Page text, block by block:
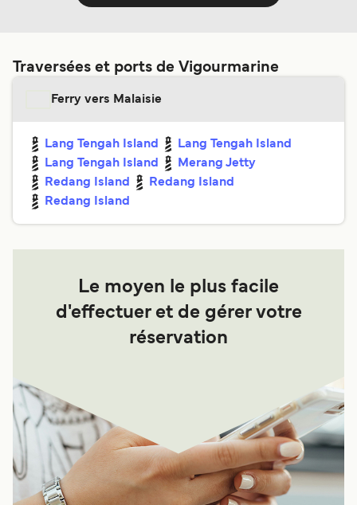
Traversées et ports de Vigourmarine
Ferry vers Malaisie
Lang Tengah Island
Lang Tengah Island
Lang Tengah Island
Merang Jetty
Redang Island
Redang Island
Redang Island
Le moyen le plus facile
d'effectuer et de gérer votre
réservation